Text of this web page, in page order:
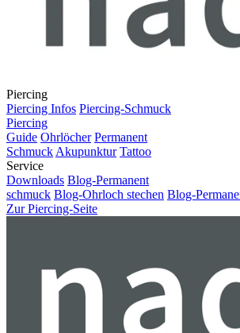
Piercing
Piercing Infos Piercing-Schmuck
Piercing
Guide Ohrlöcher Permanent
SchmuckAkupunktur Tattoo
Service
Downloads Blog-Permanent
schmuck Blog-Ohrloch stechen Blog-
Zur Piercing-Seite